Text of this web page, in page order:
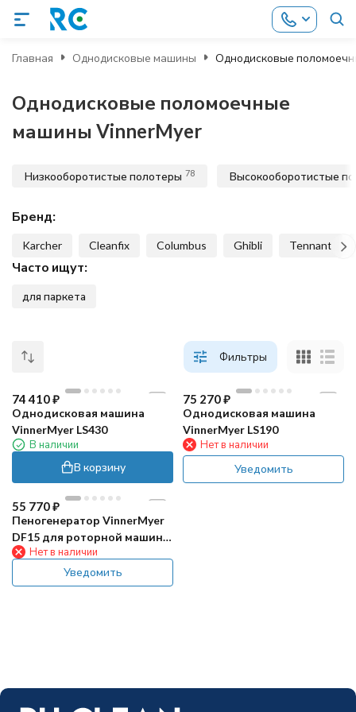
Главная Однодисковые машины Однодисковые
Однодисковые поломоечные
машины VinnerMyer
Низкооборотистые полотеры 78 Высокооборотистые
Бренд:
Karcher Cleanfix Columbus Ghibli Tennant
Часто ищут:
для паркета
Фильтры
74 410₽
Однодисковая машина
VinnerMyer LS430
В наличии
В корзину
75 270₽
Однодисковая машина
VinnerMyer LS190
Нет в наличии
Уведомить
55 770₽
Пеногенератор VinnerMyer
DF15 для роторной машины
LS154Нет в наличии
Уведомить